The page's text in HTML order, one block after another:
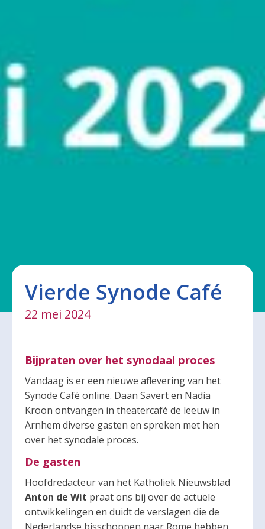
Vierde Synode Café
22 mei 2024
Bijpraten over het synodaal proces
Vandaag is er een nieuwe aflevering van het
Synode Café online. Daan Savert en Nadia
Kroon ontvangen in theatercafé de leeuw in
Arnhem diverse gasten en spreken met hen
over het synodale proces.
De gasten
Hoofdredacteur van het Katholiek Nieuwsblad
Anton de Wit praat ons bij over de actuele
ontwikkelingen en duidt de verslagen die de